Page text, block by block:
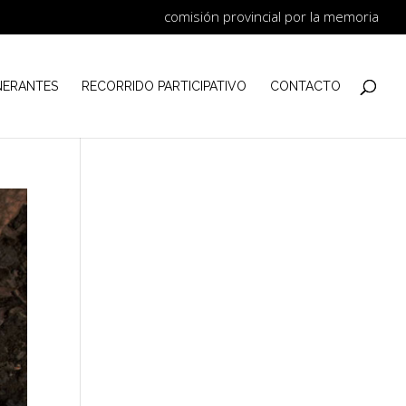
comisión provincial por la memoria
RECORRIDO PARTICIPATIVO CONTACTO